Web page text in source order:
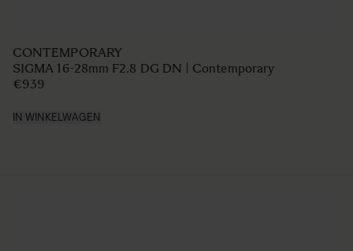
CONTEMPORARY
SIGMA 16-28mm F2.8 DG DN | Contemporary
€939
IN WINKELWAGEN